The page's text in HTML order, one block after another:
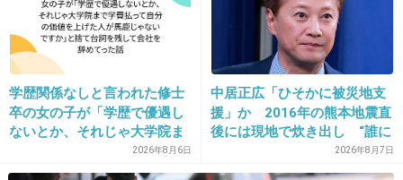
15. 匿名2019/06/20(木) 18:54:31
SNSはいつ個人情報が流用するか分からないから使えない
LINEも最低限の連絡のやり取りしかしていない
タイムラインなんかは恐くて一度もあげられない
-0
学歴関係なしと言われた修士
卒の女の子が「学歴で優遇し
ないとか、それじゃ大学院ま
で学費払って自分の価値を上
げた人が馬鹿じゃないです
2026年8月6日
中居正広「ひそかに被災地支
援」か 2016年の熊本地震直
後には現地で炊き出し “誰に
も知られなくて良い”と、むし
ろ強まる福祉活動への思い
2026年8月7日